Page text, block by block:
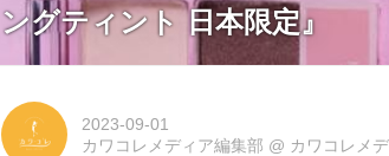
ングティント 日本限定』
2023-09-01
カワコレメディア編集部 @ カワコレメ